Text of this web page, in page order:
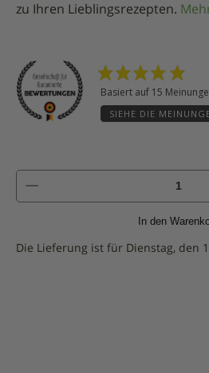
zu Ihren Lieblingsrezepten.
Basiert auf 15
SIEHE DIE
grünen
In den
Die Lieferung ist für Dienstag, den